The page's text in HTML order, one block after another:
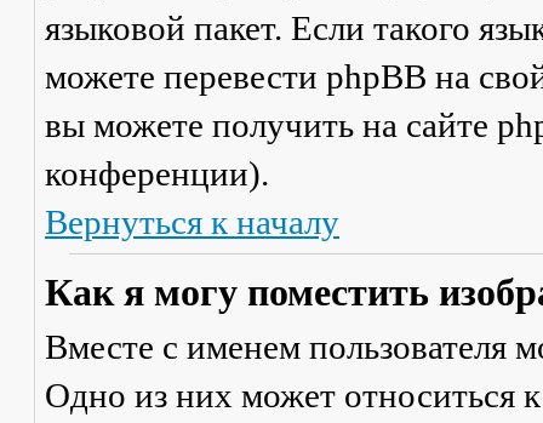
языковой пакет. Если такого
можете перевести phpBB на
вы можете получить на сайте
конференции).
Вернуться к началу
Как я могу поместить
Вместе с именем пользователя
Одно из них может относиться